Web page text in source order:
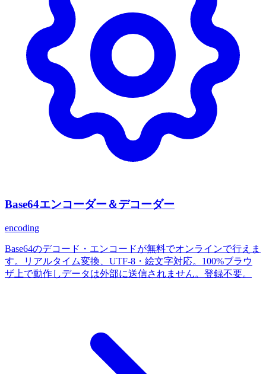
Base64エンコーダー＆デコーダー
encoding
Base64のデコード・エンコードが無料でオンラインで行えま
す。リアルタイム変換、UTF-8・絵文字対応。100%ブラウ
ザ上で動作しデータは外部に送信されません。登録不要。